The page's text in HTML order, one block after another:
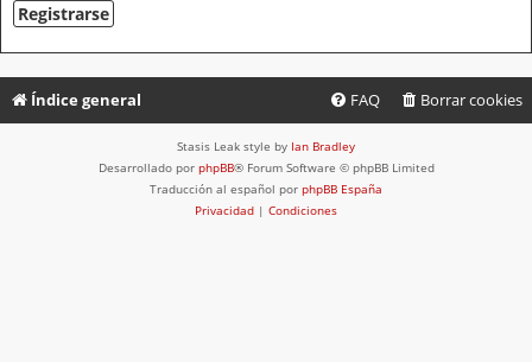
Registrarse
Índice general Borrar cookies
FAQ
Stasis Leak style by Ian Bradley
Desarrollado por phpBB® Forum Software © phpBB Limited
Traducción al español por phpBB España
Privacidad | Condiciones